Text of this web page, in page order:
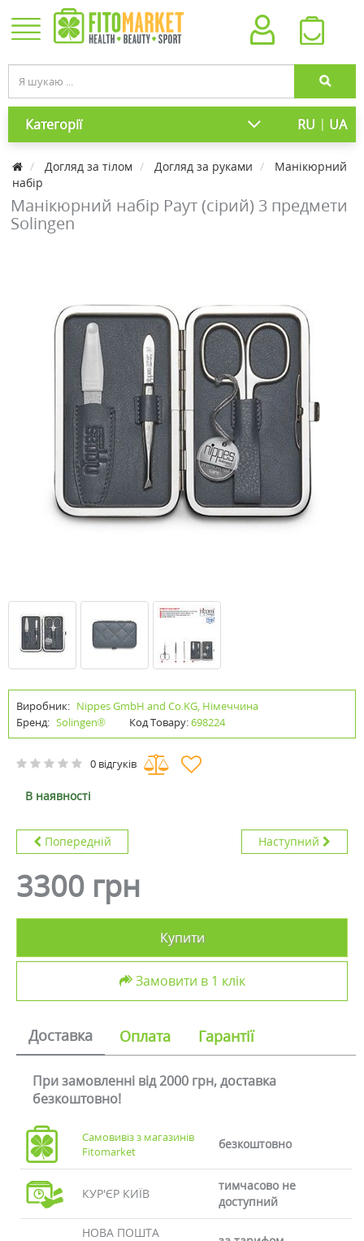
Категорії RU | UA
Догляд за тілом Догляд за руками
Манікюрний
набір
Манікюрний набір Раут (сірий) 3 предмети
Solingen
Виробник: Nippes GmbH and Co.KG, Німеччина
Бренд: Solingen® Код Товару:698224
0 відгуків
В наявності
Попередній Наступний
3300 грн
Купити
Замовити в 1 клік
Доставка Оплата Гарантії
При замовленні від 2000 грн, доставка
безкоштовно!
Самовивіз з магазинів
Fitomarket
безкоштовно
КУР'ЄР КИЇВ
тимчасово не
доступний
НОВА ПОШТА